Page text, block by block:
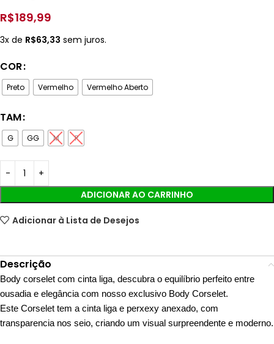
R$189,99
3x de R$63,33 sem juros.
COR
Preto Vermelho Vermelho Aberto
TAM
G GG M P
ADICIONAR AO CARRINHO
Adicionar à Lista de Desejos
Descrição
Body corselet com cinta liga, descubra o equilíbrio perfeito entre
ousadia e elegância com nosso exclusivo Body Corselet.
Este Corselet tem a cinta liga e perxexy anexado, com
transparencia nos seio, criando um visual surpreendente e moderno.